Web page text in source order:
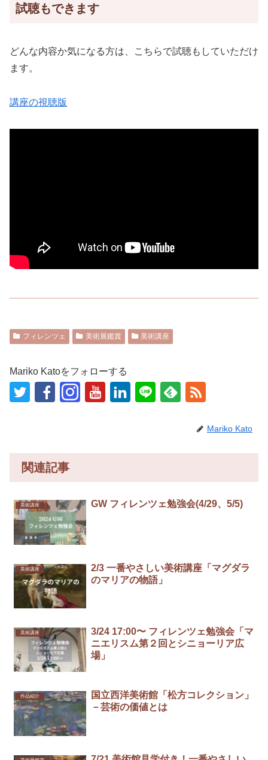
試聴もできます
どんな内容か気になる方は、こちらで試聴もしていただけ
ます。
講座の視聴版
フィレンツェ 美術展鑑賞 美術講座
Mariko Katoをフォローする
Mariko Kato
関連記事
美術講座 GW フィレンツェ勉強会(4/29、5/5)
美術講座
2/3 一番やさしい美術講座「マグダラ
のマリアの物語」
美術講座
3/24 17:00〜 フィレンツェ勉強会「マ
ニエリスム第２回とシニョーリア広
場」
作品紹介
国立西洋美術館「松方コレクション」
－芸術の価値とは